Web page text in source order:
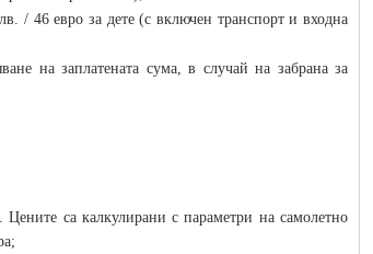
/ 46 евро за дете (с включен транспорт и входна
на заплатената сума, в случай на забрана за
са калкулирани с параметри на самолетно